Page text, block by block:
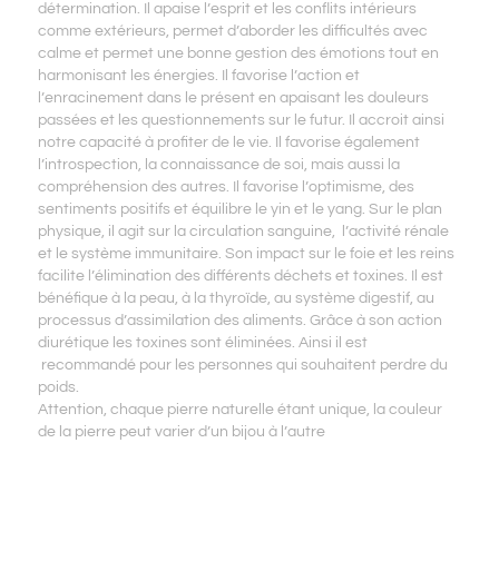
détermination. Il apaise l’esprit et les conflits intérieurs
comme extérieurs, permet d’aborder les difficultés avec
calme et permet une bonne gestion des émotions tout en
harmonisant les énergies. Il favorise l’action et
l’enracinement dans le présent en apaisant les douleurs
passées et les questionnements sur le futur. Il accroit ainsi
notre capacité à profiter de le vie. Il favorise également
l’introspection, la connaissance de soi, mais aussi la
compréhension des autres. Il favorise l’optimisme, des
sentiments positifs et équilibre le yin et le yang. Sur le plan
physique, il agit sur la circulation sanguine, l’activité rénale
et le système immunitaire. Son impact sur le foie et les reins
facilite l’élimination des différents déchets et toxines. Il est
bénéfique à la peau, à la thyroïde, au système digestif, au
processus d’assimilation des aliments. Grâce à son action
diurétique les toxines sont éliminées. Ainsi il est
recommandé pour les personnes qui souhaitent perdre du
poids.
Attention, chaque pierre naturelle étant unique, la couleur
de la pierre peut varier d’un bijou à l’autre